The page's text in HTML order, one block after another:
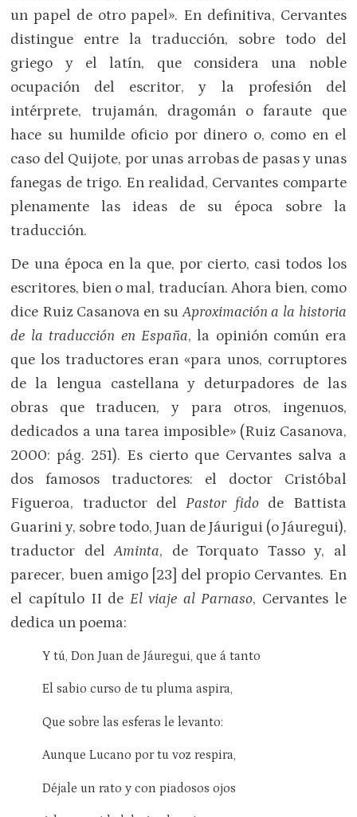
un papel de otro papel». En definitiva, Cervantes
distingue entre la traducción, sobre todo del
griego y el latín, que considera una noble
ocupación del escritor, y la profesión del
intérprete, trujamán, dragomán o faraute que
hace su humilde oficio por dinero o, como en el
caso del Quijote, por unas arrobas de pasas y unas
fanegas de trigo. En realidad, Cervantes comparte
plenamente las ideas de su época sobre la
traducción.
De una época en la que, por cierto, casi todos los
escritores, bien o mal, traducían. Ahora bien, como
dice Ruiz Casanova en suAproximación a la historia
de la traducción en España, la opinión común era
que los traductores eran «para unos, corruptores
de la lengua castellana y deturpadores de las
obras que traducen, y para otros, ingenuos,
dedicados a una tarea imposible» (Ruiz Casanova,
2000: pág. 251). Es cierto que Cervantes salva a
dos famosos traductores: el doctor Cristóbal
Figueroa, traductor del Pastor fido de Battista
Guarini y, sobre todo, Juan de Jáurigui (o Jáuregui),
traductor delAminta, de Torquato Tasso y, al
parecer, buen amigo [23] del propio Cervantes. En
el capítulo II de El viaje al Parnaso, Cervantes le
dedica un poema:
Y tú, Don Juan de Jáuregui, que á tanto
El sabio curso de tu pluma aspira,
Que sobre las esferas le levanto:
Aunque Lucano por tu voz respira,
Déjale un rato y con piadosos ojos